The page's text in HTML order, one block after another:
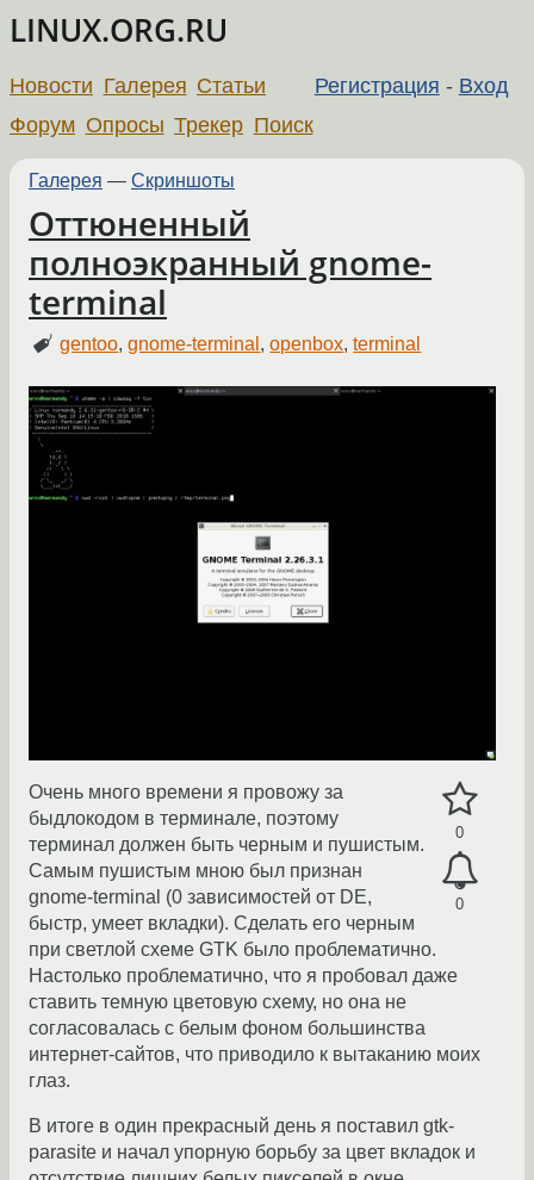
LINUX.ORG.RU
Регистрация - Вход
Новости Галерея Статьи
Форум Опросы Трекер Поиск
Галерея — Скриншоты
Оттюненный
полноэкранный gnome-
terminal
gentoo,gnome-terminal ,openbox,terminal
0
0
Очень много времени я провожу за
быдлокодом в терминале, поэтому
терминал должен быть черным и пушистым.
Самым пушистым мною был признан
gnome-terminal (0 зависимостей от DE,
быстр, умеет вкладки). Сделать его черным
при светлой схеме GTK было проблематично.
Настолько проблематично, что я пробовал даже
ставить темную цветовую схему, но она не
согласовалась с белым фоном большинства
интернет-сайтов, что приводило к вытаканию моих
глаз.
В итоге в один прекрасный день я поставил gtk-
parasite и начал упорную борьбу за цвет вкладок и